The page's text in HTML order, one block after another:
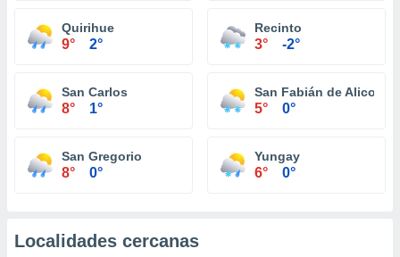
Quirihue
9° 2°
Recinto
3° -2°
San Carlos
8° 1°
San Fabián de Alico
5° 0°
San Gregorio
8° 0°
Yungay
6° 0°
Localidades cercanas